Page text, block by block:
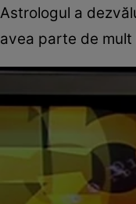
Astrologul a
avea parte de mult